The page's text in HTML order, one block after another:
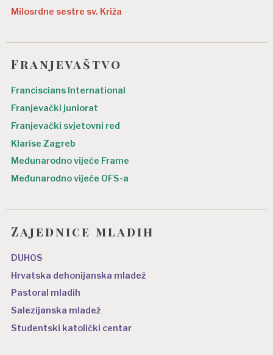
Milosrdne sestre sv. Križa
Franjevaštvo
Franciscians International
Franjevački juniorat
Franjevački svjetovni red
Klarise Zagreb
Međunarodno vijeće Frame
Međunarodno vijeće OFS-a
Zajednice mladih
DUHOS
Hrvatska dehonijanska mladež
Pastoral mladih
Salezijanska mladež
Studentski katolički centar